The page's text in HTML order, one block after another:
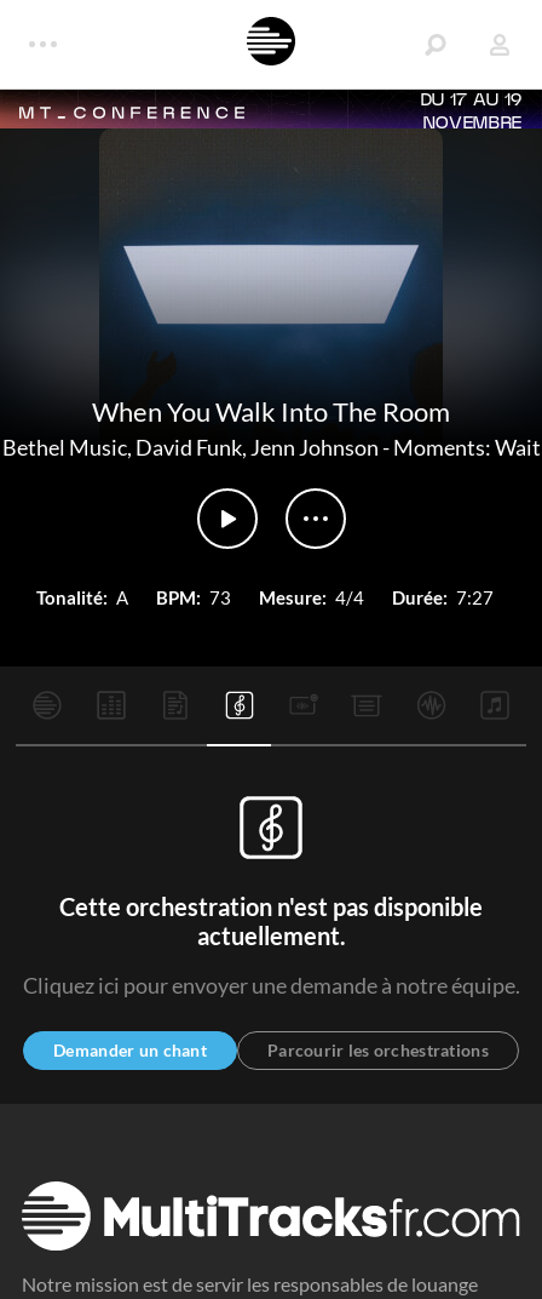
DU 17 AU 19
NOVEMBRE
When You Walk Into The Room
Bethel Music, David Funk, Jenn Johnson-Moments: Wait
Tonalité: A BPM: 73 Mesure: 4/4 Durée: 7:27
Cette orchestration n'est pas disponible
actuellement.
Cliquez ici pour envoyer une demande à notre équipe.
Demander un chant Parcourir les orchestrations
Notre mission est de servir les responsables de louange